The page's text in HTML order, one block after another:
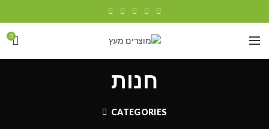
0
חנות
CATEGORIES